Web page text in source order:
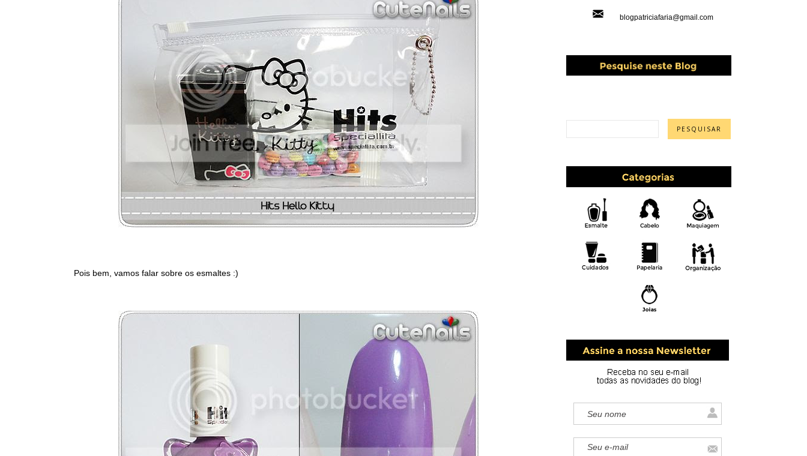
Pois bem, vamos falar sobre os esmaltes :)
blogpatriciafaria@gmail.com